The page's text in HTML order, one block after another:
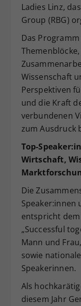
Ladies Linz,
Group (RBG)
Das
Wissenschaft
Perspektiven
und die Kraft
verbundenen
zum Ausdruck
Top-
Wirtschaft,
Die
Speaker:innen
entspricht
„Successful
Mann und
sowie
Speakerinnen.
Als
diesem Jahr